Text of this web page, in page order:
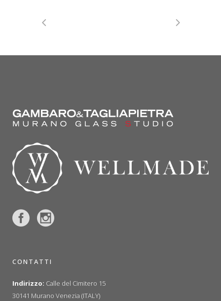
CONTATTI
Indirizzo: Calle del Cimitero 15
30141 Murano Venezia (ITALY)